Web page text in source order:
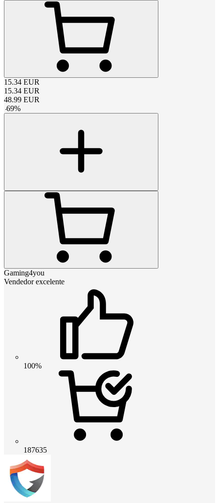
15.34 EUR
15.34 EUR
48.99 EUR
-69%
Gaming4you
Vendedor excelente
100%
187635